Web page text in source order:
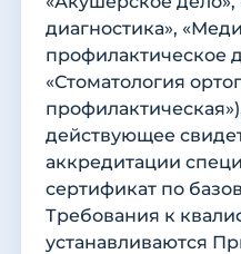
диагностика»,
профилактическое
«Стоматология
действующее
аккредитации
сертификат по
Требования к
устанавливаются